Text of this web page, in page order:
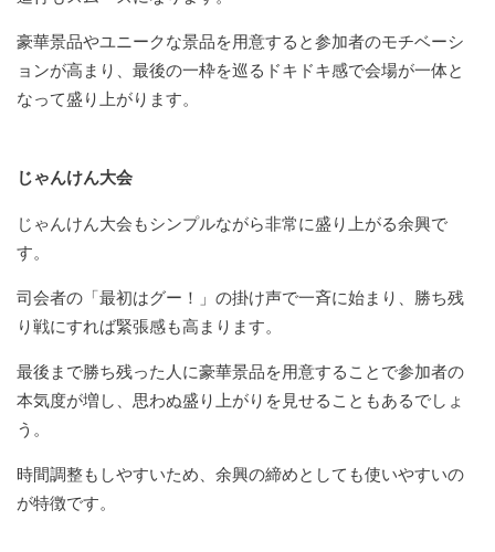
豪華景品やユニークな景品を用意すると参加者のモチベーシ
ョンが高まり、最後の一枠を巡るドキドキ感で会場が一体と
なって盛り上がります。
じゃんけん大会
じゃんけん大会もシンプルながら非常に盛り上がる余興で
す。
司会者の「最初はグー！」の掛け声で一斉に始まり、勝ち残
り戦にすれば緊張感も高まります。
最後まで勝ち残った人に豪華景品を用意することで参加者の
本気度が増し、思わぬ盛り上がりを見せることもあるでしょ
う。
時間調整もしやすいため、余興の締めとしても使いやすいの
が特徴です。